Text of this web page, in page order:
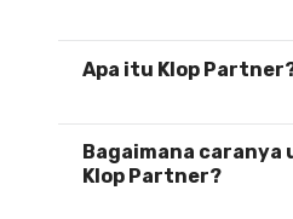
Apa itu Klop
Bagaimana caranya
Klop Partner?